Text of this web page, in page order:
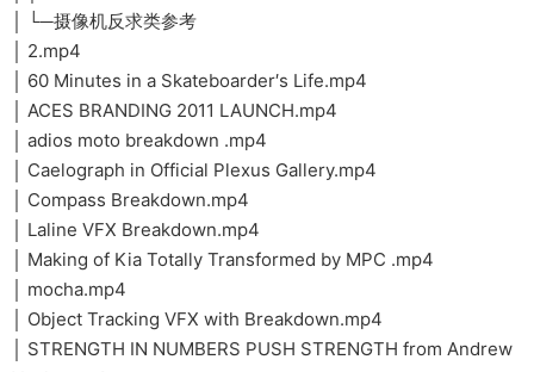
│ └─摄像机反求类参考
│ 2.mp4
│ 60 Minutes in a Skateboarder′s Life.mp4
│ ACES BRANDING 2011 LAUNCH.mp4
│ adios moto breakdown .mp4
│ Caelograph in Official Plexus Gallery.mp4
│ Compass Breakdown.mp4
│ Laline VFX Breakdown.mp4
│ Making of Kia Totally Transformed by MPC .mp4
│ mocha.mp4
│ Object Tracking VFX with Breakdown.mp4
│ STRENGTH IN NUMBERS PUSH STRENGTH from Andrew